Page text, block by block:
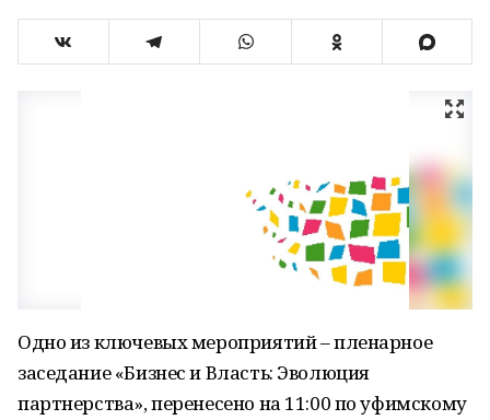
Одно из ключевых мероприятий – пленарное
заседание «Бизнес и Власть: Эволюция
партнерства», перенесено на 11:00 по уфимскому